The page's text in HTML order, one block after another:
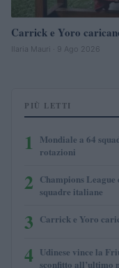
Carrick e Yoro
Ilaria Mauri · 9 Ago 2026
PIÙ LETTI
1
Mondiale a 64
rotazioni
2 Champions
squadre italiane
3 Carrick e Yoro
4 Udinese vince la
sconfitto all’ultimo